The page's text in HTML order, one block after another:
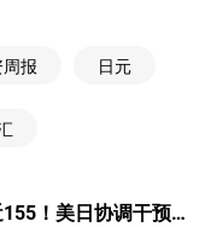
报 日元
！美日协调干预后